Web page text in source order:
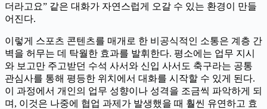
더라고요” 같은 대화가 자연스럽게 오갈 수 있는 환경이 만들
어진다.
이렇게 스포츠 콘텐츠를 매개로 한 비공식적인 소통은 계층 간
벽을 허무는 데 탁월한 효과를 발휘한다. 평소에는 업무 지시
와 보고만 주고받던 수석 사서와 신입 사서도 축구라는 공통
관심사를 통해 평등한 위치에서 대화를 시작할 수 있게 된다.
이 과정에서 개인의 업무 성향이나 성격을 조금씩 파악하게 되
며, 이것은 나중에 협업 과제가 발생했을 때 훨씬 유연하고 효